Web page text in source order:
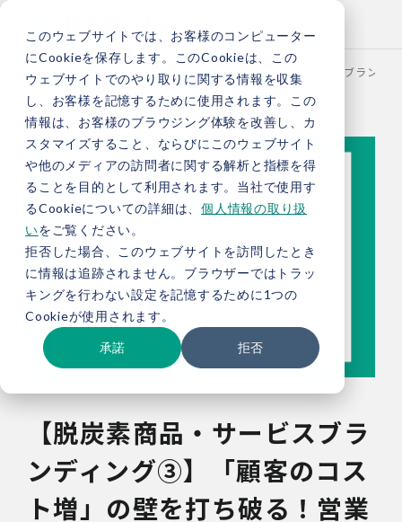
このウェブサイトでは、お客様のコンピューター
にCookieを保存します。このCookieは、この
ウェブサイトでのやり取りに関する情報を収集
し、お客様を記憶するために使用されます。この
情報は、お客様のブラウジング体験を改善し、カ
スタマイズすること、ならびにこのウェブサイト
や他のメディアの訪問者に関する解析と指標を得
ることを目的として利用されます。当社で使用す
るCookieについての詳細は、 個人情報の取り扱
いをご覧ください。
拒否した場合、このウェブサイトを訪問したとき
に情報は追跡されません。ブラウザーではトラッ
キングを行わない設定を記憶するために1つの
Cookieが使用されます。
承諾 拒否
TOP お役立ち情報 ブログ 【脱炭素商品・サービスブラン
【脱炭素商品・サービスブラ
ンディング③】「顧客のコス
ト増」の壁を打ち破る！営業